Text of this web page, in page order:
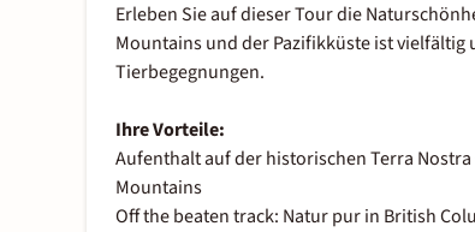
Erleben Sie auf dieser Tour die
Mountains und der Pazifikküste ist
Tierbegegnungen.
Ihre Vorteile:
Aufenthalt auf der historischen Terra
Mountains
Off the beaten track: Natur pur in British